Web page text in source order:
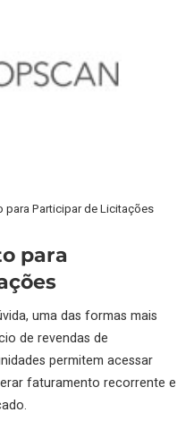
para Participar de Licitações
para
uma das formas mais
de revendas de
permitem acessar
faturamento recorrente e